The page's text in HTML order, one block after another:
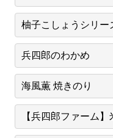
柚子こしょうシリー
兵四郎のわかめ
海風薫 焼きのり
【兵四郎ファーム